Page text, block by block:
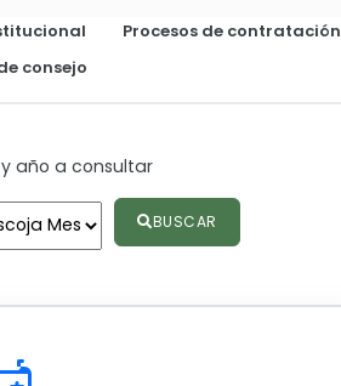
Procesos de contratación
consejo
año a consultar
BUSCAR